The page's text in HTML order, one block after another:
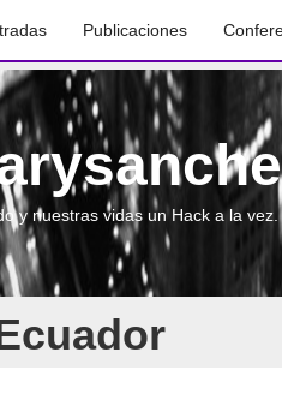
Publicaciones
y nuestras vidas un Hack a la vez.